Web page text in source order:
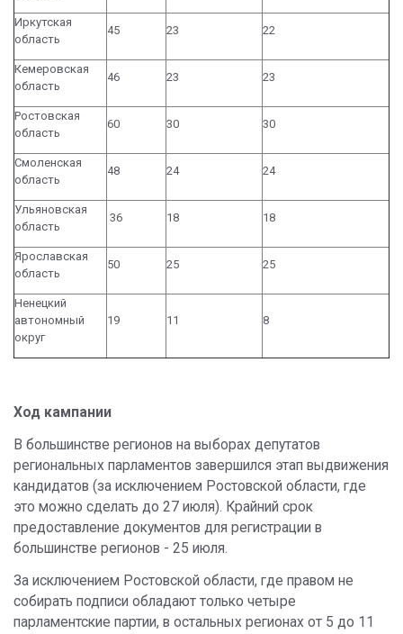
Иркутская
область
45 23 22
Кемеровская
область
46 23 23
Ростовская
область
60 30 30
Смоленская
область
48 24 24
Ульяновская
область
36 18 18
Ярославская
область
50 25 25
Ненецкий
автономный
округ
19 11 8
Ход кампании
В большинстве регионов на выборах депутатов
региональных парламентов завершился этап выдвижения
кандидатов (за исключением Ростовской области, где
это можно сделать до 27 июля). Крайний срок
предоставление документов для регистрации в
большинстве регионов - 25 июля.
За исключением Ростовской области, где правом не
собирать подписи обладают только четыре
парламентские партии, в остальных регионах от 5 до 11